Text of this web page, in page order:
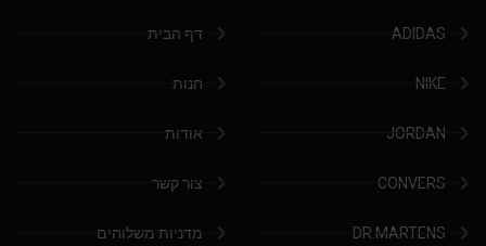
ADIDAS
NIKE
JORDAN
CONVERS
DR.MARTENS
דף הבית
חנות
אודות
צור קשר
מדניות משלוחים